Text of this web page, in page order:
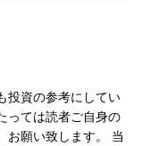
投資の参考にしてい
っては読者ご自身の
お願い致します。 当